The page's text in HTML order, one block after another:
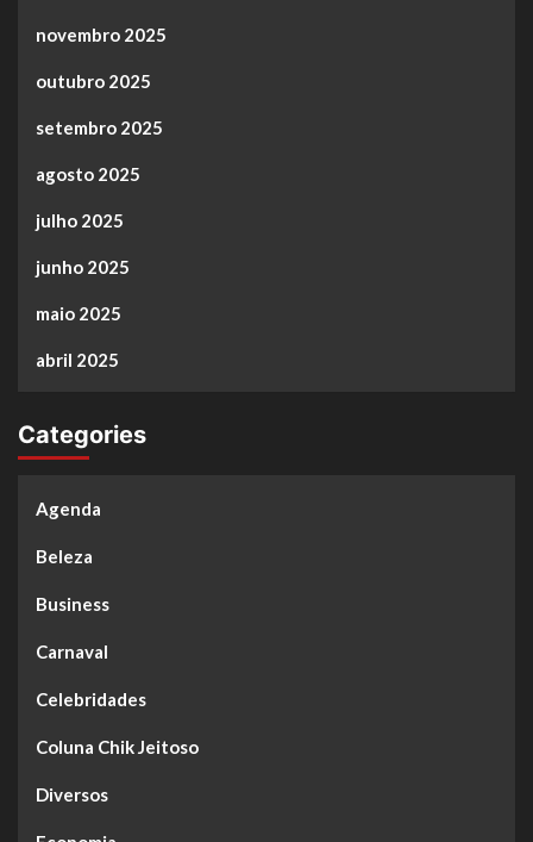
novembro 2025
outubro 2025
setembro 2025
agosto 2025
julho 2025
junho 2025
maio 2025
abril 2025
Categories
Agenda
Beleza
Business
Carnaval
Celebridades
Coluna Chik Jeitoso
Diversos